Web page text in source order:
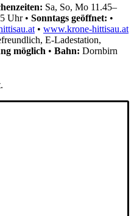
Sa, So, Mo 11.45–
Uhr• Sonntags geöffnet: •
• www.krone-hittisau.at
E-Ladestation,
möglich • Bahn: Dornbirn